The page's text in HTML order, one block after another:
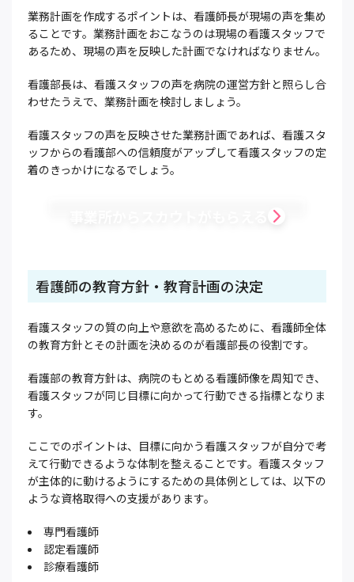
業務計画を作成するポイントは、看護師長が現場の声を集め
ることです。業務計画をおこなうのは現場の看護スタッフで
あるため、現場の声を反映した計画でなければなりません。
看護部長は、看護スタッフの声を病院の運営方針と照らし合
わせたうえで、業務計画を検討しましょう。
看護スタッフの声を反映させた業務計画であれば、看護スタ
ッフからの看護部への信頼度がアップして看護スタッフの定
着のきっかけになるでしょう。
看護師の教育方針・教育計画の決定
看護スタッフの質の向上や意欲を高めるために、看護師全体
の教育方針とその計画を決めるのが看護部長の役割です。
看護部の教育方針は、病院のもとめる看護師像を周知でき、
看護スタッフが同じ目標に向かって行動できる指標となりま
す。
ここでのポイントは、目標に向かう看護スタッフが自分で考
えて行動できるような体制を整えることです。看護スタッフ
が主体的に動けるようにするための具体例としては、以下の
ような資格取得への支援があります。
専門看護師
認定看護師
診療看護師